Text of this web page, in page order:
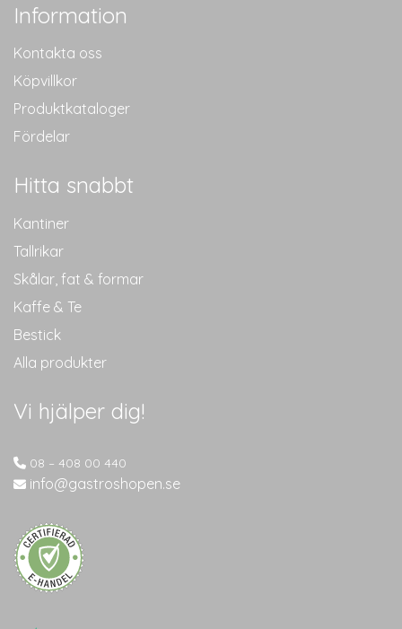
Information
Kontakta oss
Köpvillkor
Produktkataloger
Fördelar
Hitta snabbt
Kantiner
Tallrikar
Skålar, fat & formar
Kaffe & Te
Bestick
Alla produkter
Vi hjälper dig!
08 – 408 00 440
info@gastroshopen.se